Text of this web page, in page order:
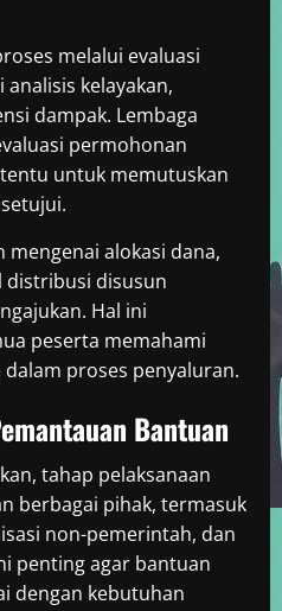
melalui evaluasi
kelayakan,
dampak. Lembaga
permohonan
untuk memutuskan
alokasi dana,
distribusi disusun
Hal ini
peserta memahami
proses penyaluran.
Bantuan
tahap pelaksanaan
berbagai pihak, termasuk
non-pemerintah, dan
penting agar bantuan
dengan kebutuhan